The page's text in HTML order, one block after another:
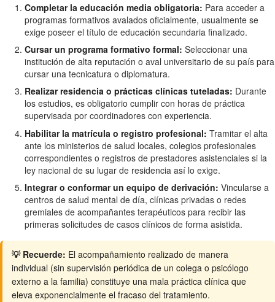
Completar la educación media obligatoria: Para acceder a
programas formativos avalados oficialmente, usualmente se
exige poseer el título de educación secundaria finalizado.
Cursar un programa formativo formal: Seleccionar una
institución de alta reputación o aval universitario de su país para
cursar una tecnicatura o diplomatura.
Realizar residencia o prácticas clínicas tuteladas: Durante
los estudios, es obligatorio cumplir con horas de práctica
supervisada por coordinadores con experiencia.
Habilitar la matrícula o registro profesional: Tramitar el alta
ante los ministerios de salud locales, colegios profesionales
correspondientes o registros de prestadores asistenciales si la
ley nacional de su lugar de residencia así lo exige.
Integrar o conformar un equipo de derivación: Vincularse a
centros de salud mental de día, clínicas privadas o redes
gremiales de acompañantes terapéuticos para recibir las
primeras solicitudes de casos clínicos de forma asistida.
💡 Recuerde: El acompañamiento realizado de manera
individual (sin supervisión periódica de un colega o psicólogo
externo a la familia) constituye una mala práctica clínica que
eleva exponencialmente el fracaso del tratamiento.